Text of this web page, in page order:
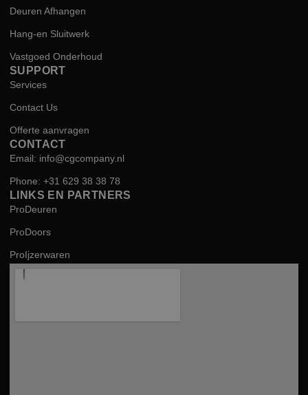
Deuren Afhangen
Hang-en Sluitwerk
Vastgoed Onderhoud
SUPPORT
Services
Contact Us
Offerte aanvragen
CONTACT
Email: info@cgcompany.nl
Phone: +31 629 38 38 78
LINKS EN PARTNERS
ProDeuren
ProDoors
ProIjzerwaren